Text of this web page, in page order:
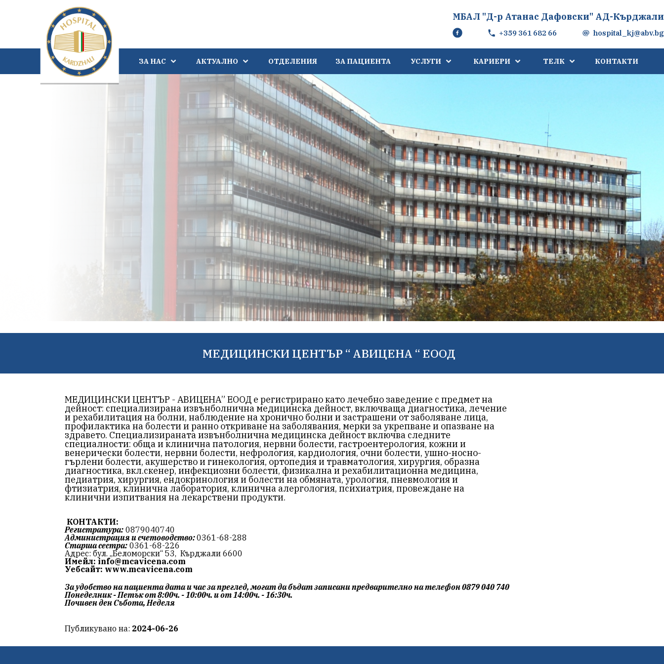
МБАЛ "Д-р Атанас Дафовски" АД-Кърджали
+359 361 682 66 hospital_kj@abv.bg
ЗА НАС АКТУАЛНО ОТДЕЛЕНИЯ ЗА ПАЦИЕНТА УСЛУГИ КАРИЕРИ ТЕЛК КОНТАКТИ
МЕДИЦИНСКИ ЦЕНТЪР “ АВИЦЕНА “ ЕООД
МЕДИЦИНСКИ ЦЕНТЪР - АВИЦЕНА” ЕООД е регистрирано като лечебно заведение с предмет на
дейност: специализирана извънболнична медицинска дейност, включваща диагностика, лечение
и рехабилитация на болни, наблюдение на хронично болни и застрашени от заболяване лица,
профилактика на болести и ранно откриване на заболявания, мерки за укрепване и опазване на
здравето. Специализираната извънболнична медицинска дейност включва следните
специалности: обща и клинична патология, нервни болести, гастроентерология, кожни и
венерически болести, нервни болести, нефрология, кардиология, очни болести, ушно-носно-
гърлени болести, акушерство и гинекология, ортопедия и травматология, хирургия, образна
диагностика, вкл.скенер, инфекциозни болести, физикална и рехабилитационна медицина,
педиатрия, хирургия, ендокринология и болести на обмяната, урология, пневмология и
фтизиатрия, клинична лаборатория, клинична алергология, психиатрия, провеждане на
клинични изпитвания на лекарствени продукти.
КОНТАКТИ:
Регистратура: 0879040740
Администрация и счетоводство:0361-68-288
Старша сестра: 0361-68-226
Адрес: бул. „Беломорски“ 53, Кърджали 6600
Имейл: info@mcavicena.com
Уебсайт: www.mcavicena.com
За удобство на пациента дата и час за преглед, могат да бъдат записани предварително на телефон 0879 040 740
Понеделник - Петък от 8:00ч. - 10:00ч. и от 14:00ч. - 16:30ч.
Почивен ден Събота, Неделя
Публикувано на: 2024-06-26